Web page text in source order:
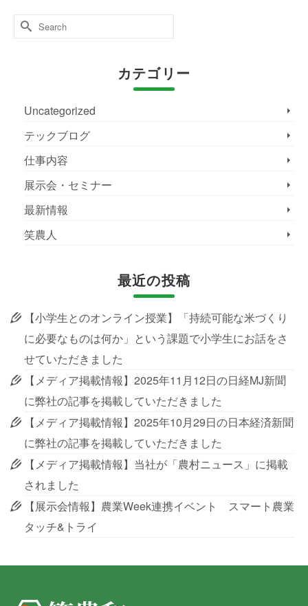
Search
for:
カテゴリー
Uncategorized
テックブログ
仕事内容
展示会・セミナー
最新情報
笑農人
最近の投稿
【小学生とのオンライン授業】「持続可能な米づくり
に必要なものは何か」という課題で小学生にお話をさ
せていただきました
【メディア掲載情報】2025年11月12日の日経MJ新聞
に弊社の記事を掲載していただきました
【メディア掲載情報】2025年10月29日の日本経済新聞
に弊社の記事を掲載していただきました
【メディア掲載情報】当社が「農村ニュース」に掲載
されました
【展示会情報】農業Week連携イベント スマート農業
タッチ&トライ